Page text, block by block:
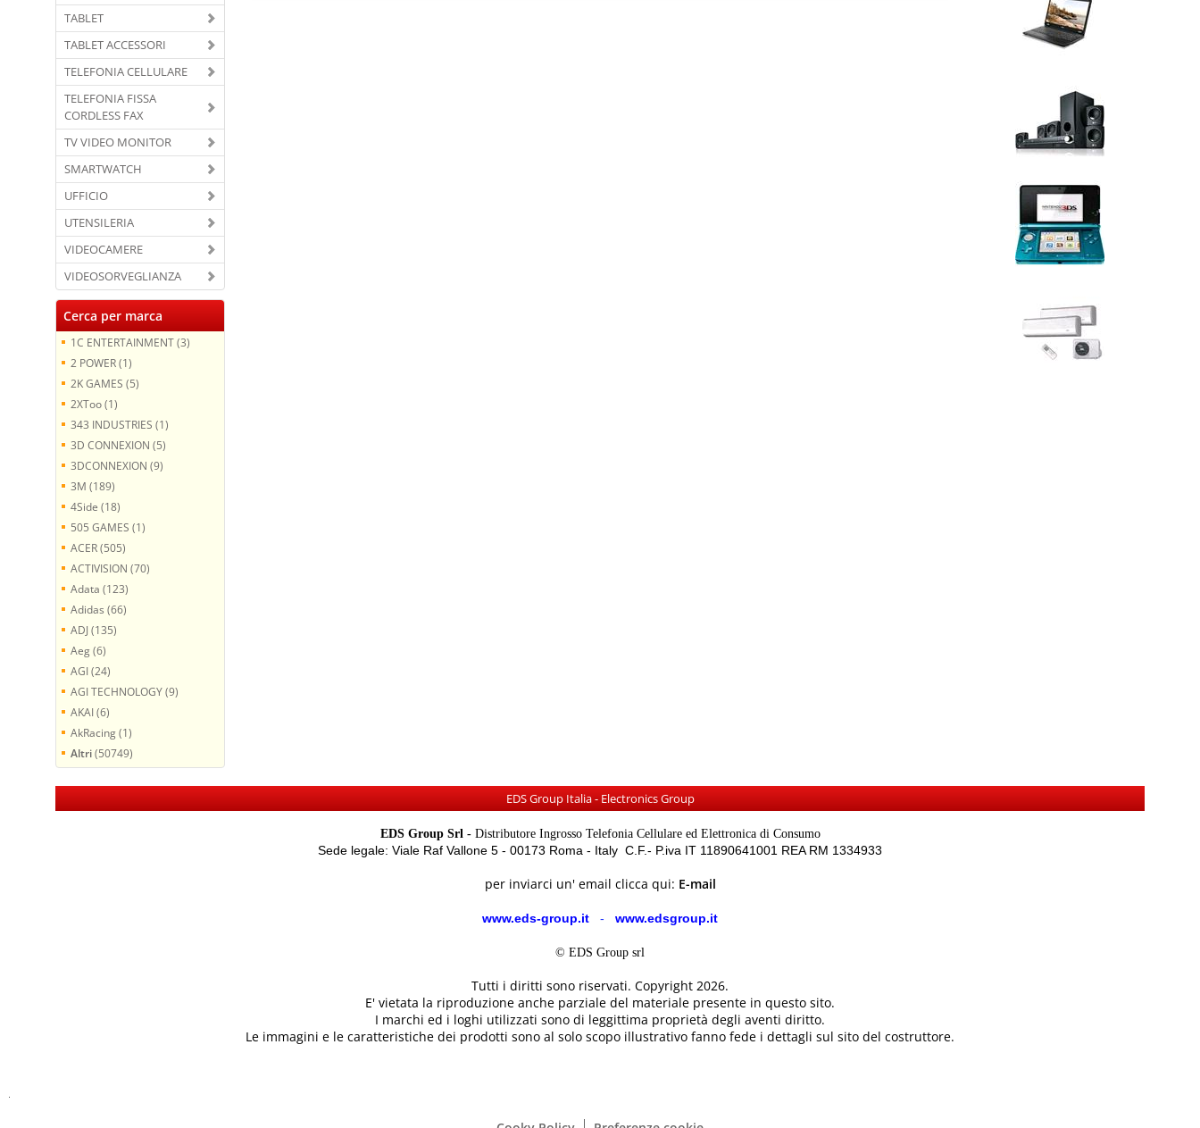
TABLET
TABLET ACCESSORI
TELEFONIA CELLULARE
TELEFONIA FISSA
CORDLESS FAX
TV VIDEO MONITOR
SMARTWATCH
UFFICIO
UTENSILERIA
VIDEOCAMERE
VIDEOSORVEGLIANZA
Cerca per marca
1C ENTERTAINMENT (3)
2 POWER (1)
2K GAMES (5)
2XToo (1)
343 INDUSTRIES (1)
3D CONNEXION (5)
3DCONNEXION (9)
3M (189)
4Side (18)
505 GAMES (1)
ACER (505)
ACTIVISION (70)
Adata (123)
Adidas (66)
ADJ (135)
Aeg (6)
AGI (24)
AGI TECHNOLOGY (9)
AKAI (6)
AkRacing (1)
Altri(50749)
EDS Group Italia - Electronics Group
EDS Group Srl -Distributore Ingrosso Telefonia Cellulare ed Elettronica di Consumo
Sede legale: Viale Raf Vallone 5 - 00173 Roma - Italy C.F.- P.iva IT 11890641001 REA RM 1334933
per inviarci un' email clicca qui: E-mail
www.eds-group.it - www.edsgroup.it
© EDS Group srl
Tutti i diritti sono riservati. Copyright 2026.
E' vietata la riproduzione anche parziale del materiale presente in questo sito.
I marchi ed i loghi utilizzati sono di leggittima proprietà degli aventi diritto.
Le immagini e le caratteristiche dei prodotti sono al solo scopo illustrativo fanno fede i dettagli sul sito del costruttore.